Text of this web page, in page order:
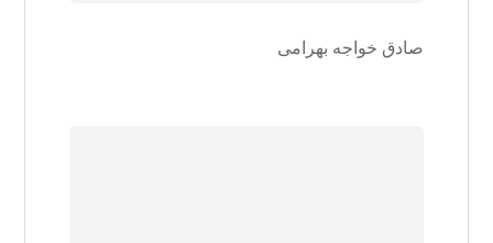
صادق خواجه بهرامی